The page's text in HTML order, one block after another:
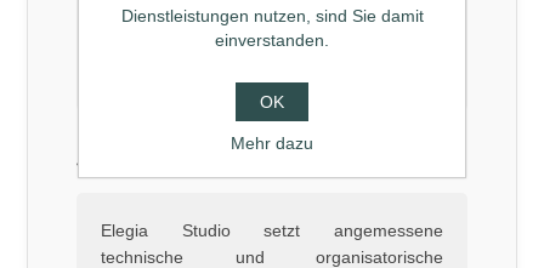
gesetzlicher Verpflichtungen und für
informative Mitteilungen verwendet werden,
4. Datenschutz
Elegia Studio setzt angemessene
technische und organisatorische
Dienstleistungen nutzen, sind Sie damit
einverstanden.
OK
Mehr dazu